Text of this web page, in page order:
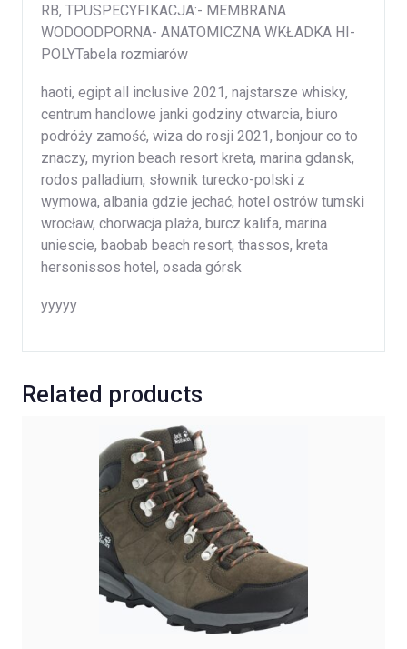
RB, TPUSPECYFIKACJA:- MEMBRANA
WODOODPORNA- ANATOMICZNA WKŁADKA HI-
POLYTabela rozmiarów
haoti, egipt all inclusive 2021, najstarsze whisky,
centrum handlowe janki godziny otwarcia, biuro
podróży zamość, wiza do rosji 2021, bonjour co to
znaczy, myrion beach resort kreta, marina gdansk,
rodos palladium, słownik turecko-polski z
wymowa, albania gdzie jechać, hotel ostrów tumski
wrocław, chorwacja plaża, burcz kalifa, marina
uniescie, baobab beach resort, thassos, kreta
hersonissos hotel, osada górsk
yyyyy
Related products